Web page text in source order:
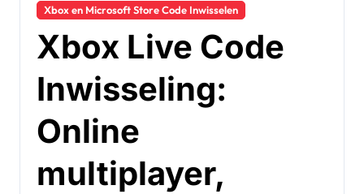
Xbox en Microsoft Store Code Inwisselen
Xbox Live Code
Inwisseling:
Online
multiplayer,